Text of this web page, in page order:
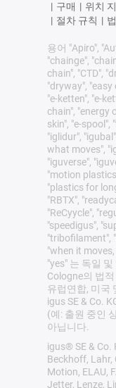
| 구매 | 위치
| 절차 규칙 |
용어 "Apiro",
"chainge",
chain", "CTD",
"dryway", "easy
"e-ketten", "e-
chain", "energy
skin", "e-spool",
"iglidur",
what moves",
"iguverse",
"motion
"plastics for
"RBTX",
"ReCyycle",
"speedigus",
"tribofilament",
"when it
"yes" 는 독일
Cologne의 법
유럽연합, 미국
igus SE & Co.
(예: 출원 중인
아닙니다.
igus® SE & Co.
Beckhoff, Lahr,
Motion, ELAU,
Jetter, Lenze,